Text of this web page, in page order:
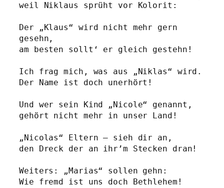
weil Niklaus sprüht vor Kolorit:
Der „Klaus“ wird nicht mehr gern
gesehn,
am besten sollt‘ er gleich gestehn!
Ich frag mich, was aus „Niklas“ wird.
Der Name ist doch unerhört!
Und wer sein Kind „Nicole“ genannt,
gehört nicht mehr in unser Land!
„Nicolas“ Eltern – sieh dir an,
den Dreck der an ihr’m Stecken dran!
Weiters: „Marias“ sollen gehn:
Wie fremd ist uns doch Bethlehem!